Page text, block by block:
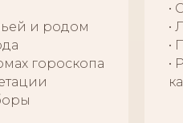
и родом
гороскопа
•
•
•
•